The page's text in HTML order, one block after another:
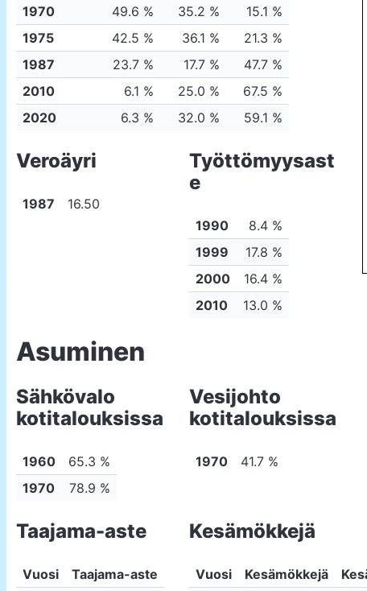
1970
49.6 % 35.2 %
15.1 %
1975
42.5 % 36.1 %
21.3 %
1987
23.7 % 17.7 %
47.7 %
2010
6.1 % 25.0 %
67.5 %
2020
6.3 % 32.0 % 59.1 %
Veroäyri
1987 16.50
Työttömyysast
e
1990
8.4 %
1999
17.8 %
2000
16.4 %
2010
13.0 %
Asuminen
Sähkövalo
kotitalouksissa
1960
65.3 %
1970
78.9 %
Vesijohto
kotitalouksissa
1970 41.7 %
Taajama-aste
Vuosi Taajama-aste
Kesämökkejä
Vuosi Kesämökkejä